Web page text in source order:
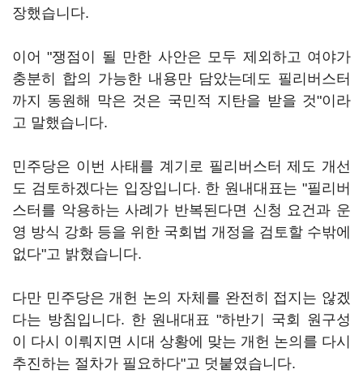
장했습니다.
이어 "쟁점이 될 만한 사안은 모두 제외하고 여야가
충분히 합의 가능한 내용만 담았는데도 필리버스터
까지 동원해 막은 것은 국민적 지탄을 받을 것"이라
고 말했습니다.
민주당은 이번 사태를 계기로 필리버스터 제도 개선
도 검토하겠다는 입장입니다. 한 원내대표는 "필리버
스터를 악용하는 사례가 반복된다면 신청 요건과 운
영 방식 강화 등을 위한 국회법 개정을 검토할 수밖에
없다"고 밝혔습니다.
다만 민주당은 개헌 논의 자체를 완전히 접지는 않겠
다는 방침입니다. 한 원내대표 "하반기 국회 원구성
이 다시 이뤄지면 시대 상황에 맞는 개헌 논의를 다시
추진하는 절차가 필요하다"고 덧붙였습니다.